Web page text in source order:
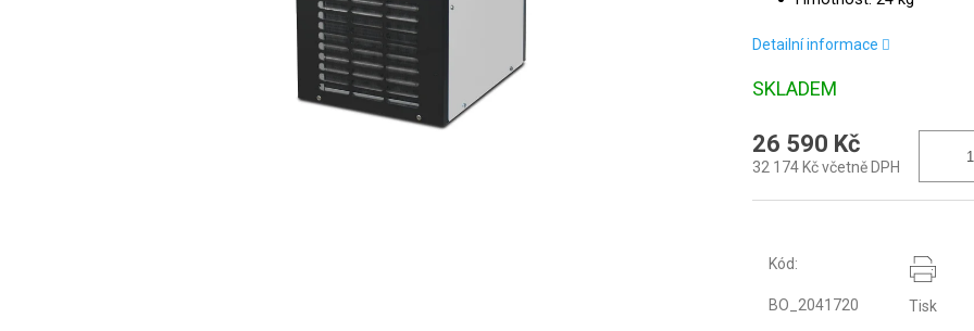
Detailní informace
SKLADEM
26 590 Kč
32 174 Kč včetně DPH
Kód:
BO_2041720 Tisk